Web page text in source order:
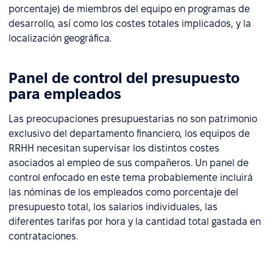
porcentaje) de miembros del equipo en programas de
desarrollo, así como los costes totales implicados, y la
localización geográfica.
Panel de control del presupuesto
para empleados
Las preocupaciones presupuestarias no son patrimonio
exclusivo del departamento financiero, los equipos de
RRHH necesitan supervisar los distintos costes
asociados al empleo de sus compañeros. Un panel de
control enfocado en este tema probablemente incluirá
las nóminas de los empleados como porcentaje del
presupuesto total, los salarios individuales, las
diferentes tarifas por hora y la cantidad total gastada en
contrataciones.